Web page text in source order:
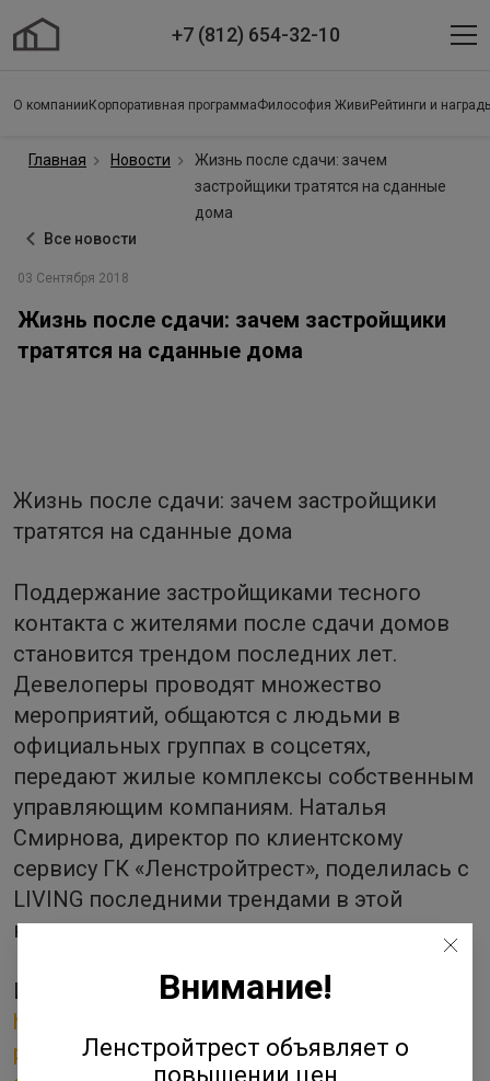
+7 (812) 654-32-10
О компании Корпоративная программаФилософия Живи Рейтинги и
Главная Новости
Жизнь после сдачи: зачем
застройщики тратятся на сданные
дома
Все новости
03 Сентября 2018
Жизнь после сдачи: зачем застройщики
тратятся на сданные дома
Жизнь после сдачи: зачем застройщики
тратятся на сданные дома
Поддержание застройщиками тесного
контакта с жителями после сдачи домов
становится трендом последних лет.
Девелоперы проводят множество
мероприятий, общаются с людьми в
официальных группах в соцсетях,
передают жилые комплексы собственным
управляющим компаниям. Наталья
Смирнова, директор по клиентскому
сервису ГК «Ленстройтрест», поделилась с
LIVING последними трендами в этой
направлении.
Источник:
https://living.ru/spb/expert/research/zizn-
posle-sdaci-zacem-zastrojsiki-tratatsa-na-
Внимание!
Ленстройтрест объявляет о
повышении цен